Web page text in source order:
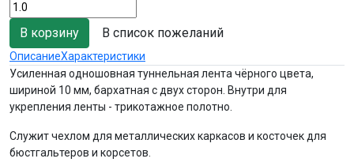
В список пожеланий
ОписаниеХарактеристики
Усиленная одношовная туннельная лента чёрного цвета,
шириной 10 мм, бархатная с двух сторон. Внутри для
укрепления ленты - трикотажное полотно.
Служит чехлом для металлических каркасов и косточек для
бюстгальтеров и корсетов.